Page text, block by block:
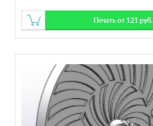
Печать от 121 руб.